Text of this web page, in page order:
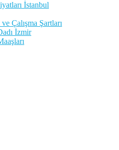
İstanbul
Çalışma Şartları
İzmir